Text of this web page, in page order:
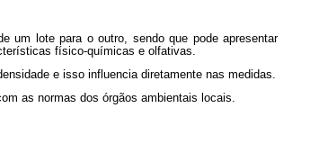
um lote para o outro, sendo que pode apresentar
físico-químicas e olfativas.
e isso influencia diretamente nas medidas.
as normas dos órgãos ambientais locais.